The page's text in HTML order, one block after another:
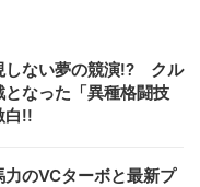
しない夢の競演!? クル
なった「異種格闘技
白!!
のVCターボと最新プ